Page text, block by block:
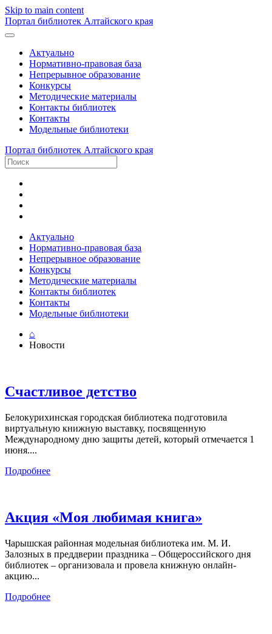
Skip to main content
Портал библиотек Алтайского края
Актуально
Нормативно-правовая база
Непрерывное образование
Конкурсы
Методические материалы
Контакты библиотек
Контакты
Модельные библиотеки
Портал библиотек Алтайского края
Актуально
Нормативно-правовая база
Непрерывное образование
Конкурсы
Методические материалы
Контакты библиотек
Контакты
Модельные библиотеки
⌂
Новости
Счастливое детство
Белокурихинская городская библиотека подготовила
виртуальную книжную выставку, посвященную
Международному дню защиты детей, который отмечается 1
июня....
Подробнее
Акция «Моя любимая книга»
Чарышская районная модельная библиотека им. М. И.
Залозных в преддверии праздника – Общероссийского дня
библиотек – организовала и провела книжную онлайн-
акцию...
Подробнее